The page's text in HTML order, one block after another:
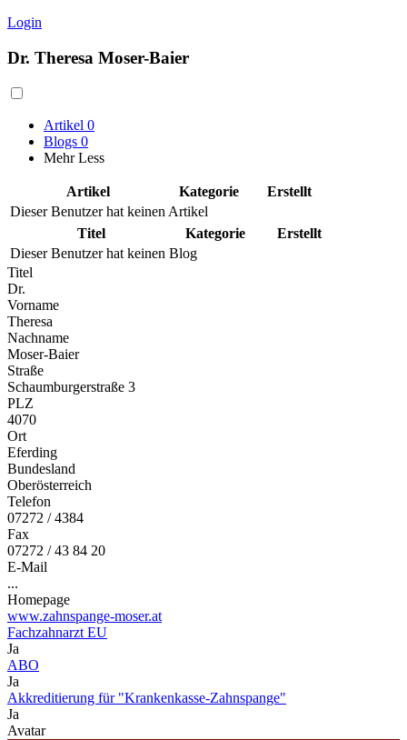
Login
Dr. Theresa Moser-Baier
Artikel 0
Blogs 0
Mehr Less
Artikel Kategorie
Erstellt
Dieser Benutzer hat keinen Artikel
Titel
Kategorie
Erstellt
Dieser Benutzer hat keinen Blog
Titel
Dr.
Vorname
Theresa
Nachname
Moser-Baier
Straße
Schaumburgerstraße 3
PLZ
4070
Ort
Eferding
Bundesland
Oberösterreich
Telefon
07272 / 4384
Fax
07272 / 43 84 20
E-Mail
...
Homepage
www.zahnspange-moser.at
Fachzahnarzt EU
Ja
ABO
Ja
Akkreditierung für "Krankenkasse-Zahnspange"
Ja
Avatar